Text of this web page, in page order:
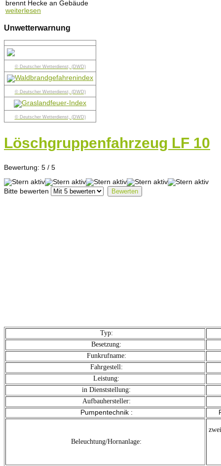
brennt Hecke an Gebäude
weiterlesen
Unwetterwarnung
© Deutscher Wetterdienst, (DWD)
© Deutscher Wetterdienst, (DWD)
© Deutscher Wetterdienst, (DWD)
Löschgruppenfahrzeug LF 10
Bewertung: 5 / 5
Bitte bewerten
Typ:
Besetzung:
Funkrufname:
Fahrgestell:
Leistung:
in Dienststellung:
Aufbauhersteller:
Pumpentechnik :
Beleuchtung/Hornanlage: